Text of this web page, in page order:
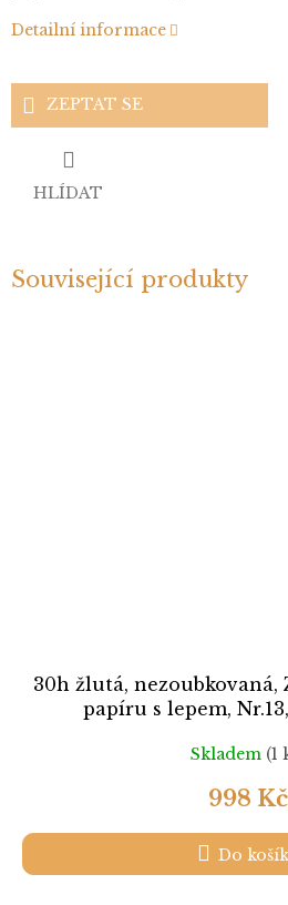
Detailní informace
ZEPTAT SE
HLÍDAT
Související produkty
30h žlutá, nezoubkovaná,
papíru s lepem,
Skladem (1
998 Kč
Do